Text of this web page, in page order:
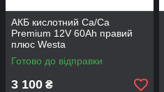
АКБ кислотний Сa/Ca
Premium 12V 60Аh правий
плюс Westa
Готово до відправки
3 100 ₴